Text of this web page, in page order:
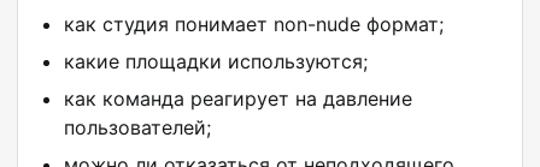
как студия понимает non-nude формат;
какие площадки используются;
как команда реагирует на давление
пользователей;